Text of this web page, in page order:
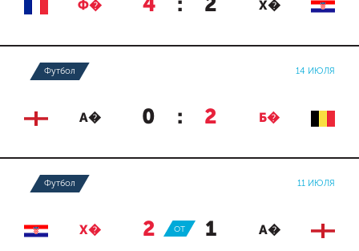
Ф� 4 : 2 Х�
Футбол 14 ИЮЛЯ
А� 0 : 2 Б�
Футбол 11 ИЮЛЯ
Х� 2 : 1 А�
ОТ